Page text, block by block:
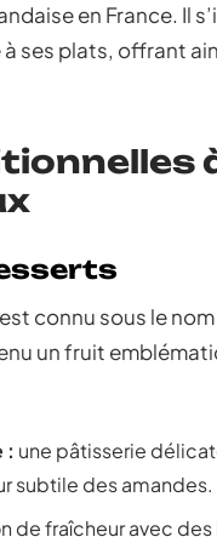
en France. Il
ses plats, offrant
connu sous le
un fruit
: une pâtisserie
subtile des amandes.
de fraîcheur avec